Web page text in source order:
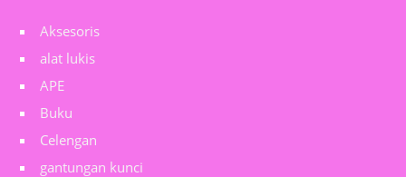
Aksesoris
alat lukis
APE
Buku
Celengan
gantungan kunci